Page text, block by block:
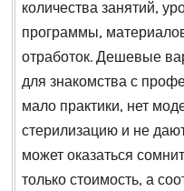
количества занятий,
программы,
отработок. Дешевые
для знакомства с
мало практики, нет
стерилизацию и не
может оказаться
только стоимость, а